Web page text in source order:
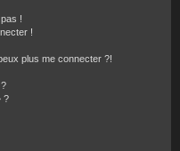
!
!
plus me connecter ?!
?